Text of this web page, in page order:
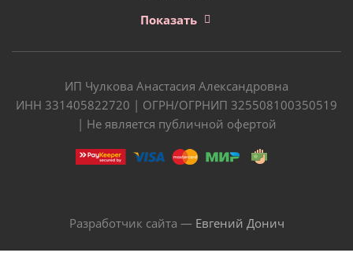
Показать
ИП Чулкова Анастасия Александровна
ИНН 331405822720 | ОГРН/ОГРНИП 325508100350519
| Не является публичной офертой
Разработчик сайта — Евгений Донич